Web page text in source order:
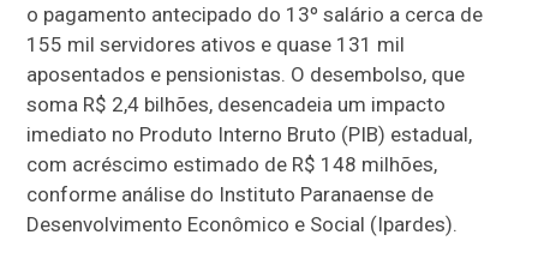
o pagamento antecipado do 13º salário a cerca de
155 mil servidores ativos e quase 131 mil
aposentados e pensionistas. O desembolso, que
soma R$ 2,4 bilhões, desencadeia um impacto
imediato no Produto Interno Bruto (PIB) estadual,
com acréscimo estimado de R$ 148 milhões,
conforme análise do Instituto Paranaense de
Desenvolvimento Econômico e Social (Ipardes).